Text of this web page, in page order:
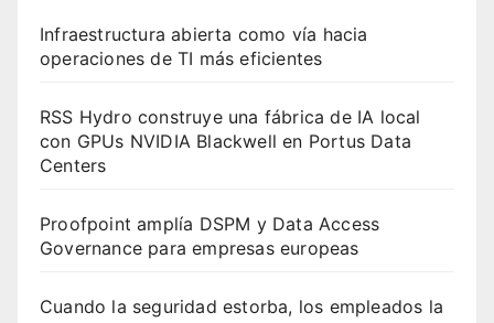
Infraestructura abierta como vía hacia
operaciones de TI más eficientes
RSS Hydro construye una fábrica de IA local
con GPUs NVIDIA Blackwell en Portus Data
Centers
Proofpoint amplía DSPM y Data Access
Governance para empresas europeas
Cuando la seguridad estorba, los empleados la